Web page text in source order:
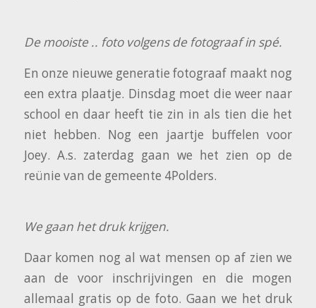
De mooiste .. foto volgens de fotograaf in spé.
En onze nieuwe generatie fotograaf maakt nog
een extra plaatje. Dinsdag moet die weer naar
school en daar heeft tie zin in als tien die het
niet hebben. Nog een jaartje buffelen voor
Joey. A.s. zaterdag gaan we het zien op de
reünie van de gemeente 4Polders.
We gaan het druk krijgen.
Daar komen nog al wat mensen op af zien we
aan de voor inschrijvingen en die mogen
allemaal gratis op de foto. Gaan we het druk